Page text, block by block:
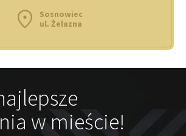
Sosnowiec
ul. Żelazna
w mieście!